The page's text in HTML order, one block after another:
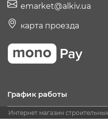
emarket@alkiv.ua
карта проезда
График работы
Интернет магазин